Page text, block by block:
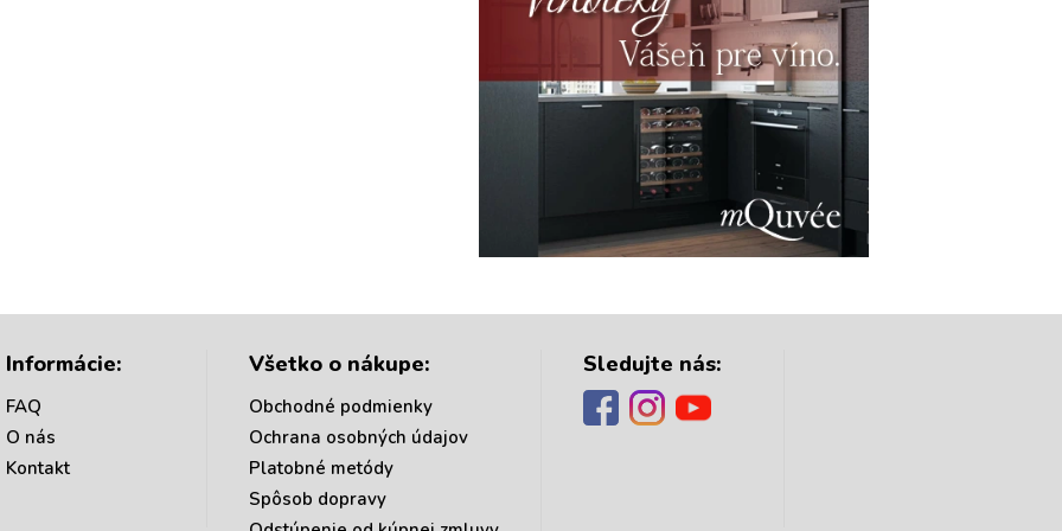
Informácie:
FAQ
O nás
Kontakt
Všetko o nákupe:
Obchodné podmienky
Ochrana osobných údajov
Platobné metódy
Spôsob dopravy
Sledujte nás: